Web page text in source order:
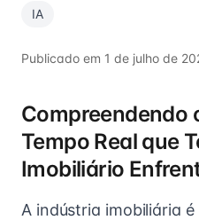
IA
Publicado em 1 de julho de
Compreendendo
Tempo Real que
Imobiliário
A indústria imobiliária